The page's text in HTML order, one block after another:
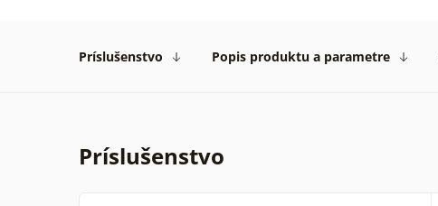
Príslušenstvo Popis produktu a parametre
Príslušenstvo